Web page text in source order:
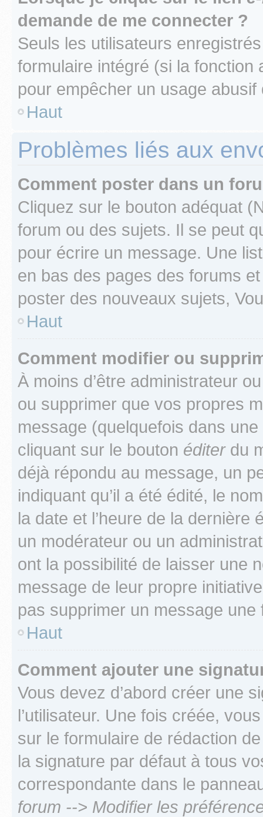
demande de me connecter ?
Seuls les utilisateurs
formulaire intégré (si la fonction
pour empêcher un usage
Haut
Problèmes liés aux
Comment poster dans un
Cliquez sur le bouton adéquat
forum ou des sujets. Il se peut
pour écrire un message. Une
en bas des pages des forums
poster des nouveaux sujets,
Haut
Comment modifier ou
À moins d’être administrateur
ou supprimer que vos propres
message (quelquefois dans
cliquant sur le bouton éditerdu
déjà répondu au message, un
indiquant qu’il a été édité, le
la date et l’heure de la dernière
un modérateur ou un
ont la possibilité de laisser une
message de leur propre
pas supprimer un message une
Haut
Comment ajouter une
Vous devez d’abord créer une
l’utilisateur. Une fois créée,
sur le formulaire de rédaction
la signature par défaut à tous
correspondante dans le
forum --> Modifier les